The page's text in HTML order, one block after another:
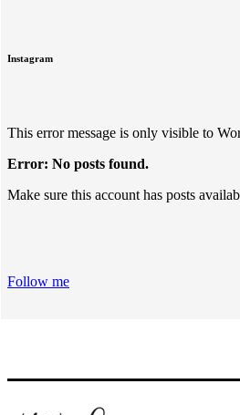
Instagram
This error message is only visible to
Error: No posts found.
Make sure this account has posts
Follow me